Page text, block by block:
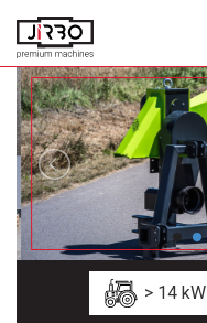
> 14 kW